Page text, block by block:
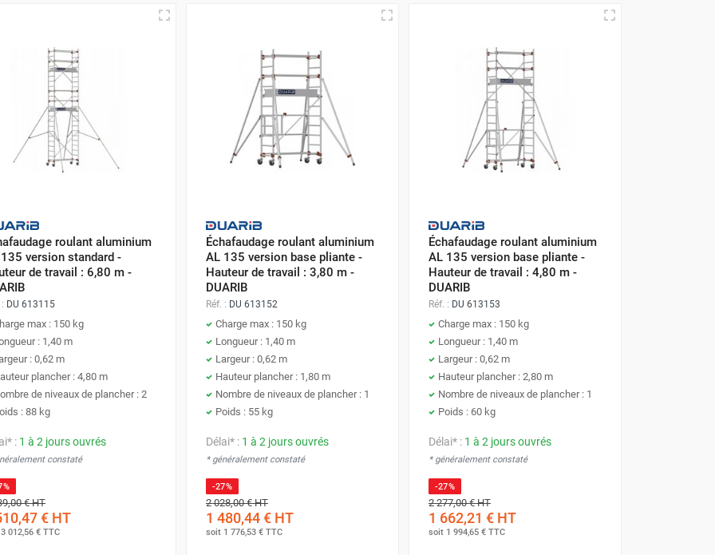
roulant aluminium
version standard -
de travail : 6,80 m -
DU 613115
max : 150 kg
: 1,40 m
: 0,62 m
plancher : 4,80 m
de niveaux de plancher : 2
: 88 kg
: 1 à 2 jours ouvrés
constaté
€HT
€ HT
3 012,56 € TTC
Échafaudage roulant aluminium
AL 135 version base pliante -
Hauteur de travail : 3,80 m -
DUARIB
Réf. : DU 613152
Charge max : 150 kg
Longueur : 1,40 m
Largeur : 0,62 m
Hauteur plancher : 1,80 m
Nombre de niveaux de plancher : 1
Poids : 55 kg
Délai* : 1 à 2 jours ouvrés
* généralement constaté
-27%
2 028,00 €HT
1 480,44 €HT
soit 1 776,53 €TTC
Échafaudage roulant aluminium
AL 135 version base pliante -
Hauteur de travail : 4,80 m -
DUARIB
Réf. : DU 613153
Charge max : 150 kg
Longueur : 1,40 m
Largeur : 0,62 m
Hauteur plancher : 2,80 m
Nombre de niveaux de plancher : 1
Poids : 60 kg
Délai* : 1 à 2 jours ouvrés
* généralement constaté
-27%
2 277,00 €HT
1 662,21 €HT
soit 1 994,65 €TTC